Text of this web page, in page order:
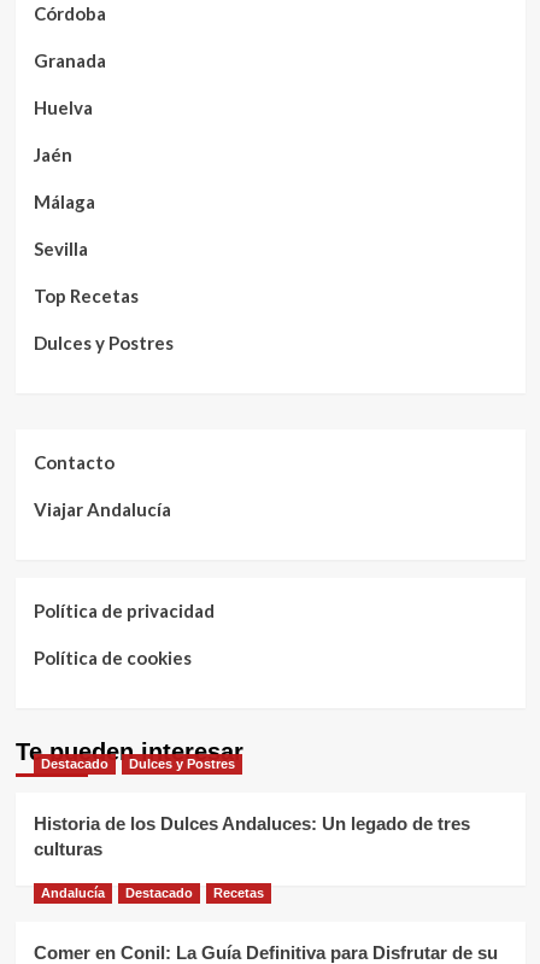
Córdoba
Granada
Huelva
Jaén
Málaga
Sevilla
Top Recetas
Dulces y Postres
Contacto
Viajar Andalucía
Política de privacidad
Política de cookies
Te pueden interesar
Destacado Dulces y Postres
Historia de los Dulces Andaluces: Un legado de tres
culturas
Andalucía Destacado Recetas
Comer en Conil: La Guía Definitiva para Disfrutar de su